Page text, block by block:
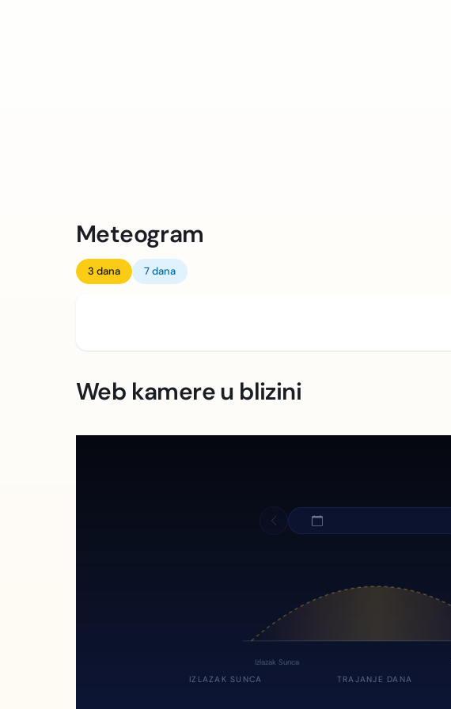
Meteogram
3 dana 7 dana
Web kamere u blizini
Izlazak Sunca
IZLAZAK SUNCA TRAJANJE DANA